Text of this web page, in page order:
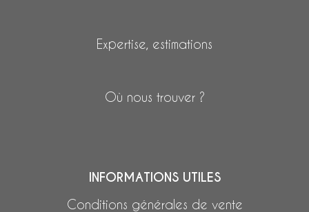
Expertise, estimations
Où nous trouver ?
INFORMATIONS UTILES
Conditions générales de vente